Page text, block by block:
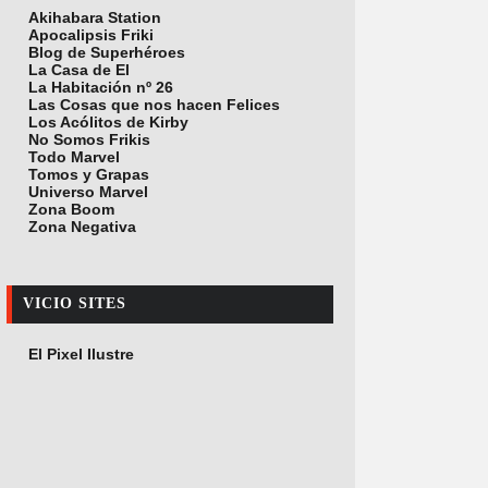
Akihabara Station
Apocalipsis Friki
Blog de Superhéroes
La Casa de El
La Habitación nº 26
Las Cosas que nos hacen Felices
Los Acólitos de Kirby
No Somos Frikis
Todo Marvel
Tomos y Grapas
Universo Marvel
Zona Boom
Zona Negativa
VICIO SITES
El Pixel Ilustre